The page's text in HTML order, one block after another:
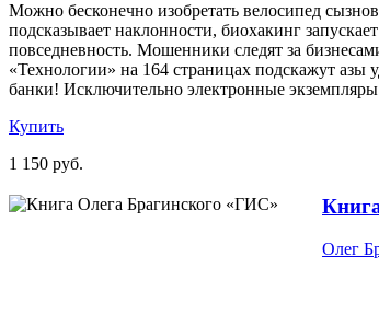
Можно бесконечно изобретать велосипед
подсказывает наклонности, биохакинг
повседневность. Мошенники следят за
«Технологии» на 164 страницах подскажут азы
банки! Исключительно электронные
Купить
1 150 руб.
Олег